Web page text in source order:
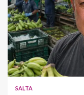
SALTA